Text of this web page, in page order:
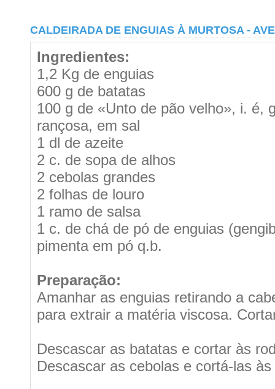
CALDEIRADA DE ENGUIAS À MURTOSA -
Ingredientes:
1,2 Kg de enguias
600 g de batatas
100 g de «Unto de pão velho», i. é,
rançosa, em sal
1 dl de azeite
2 c. de sopa de alhos
2 cebolas grandes
2 folhas de louro
1 ramo de salsa
1 c. de chá de pó de enguias
pimenta em pó q.b.
Preparação:
Amanhar as enguias retirando a
para extrair a matéria viscosa.
Descascar as batatas e cortar às
Descascar as cebolas e cortá-las